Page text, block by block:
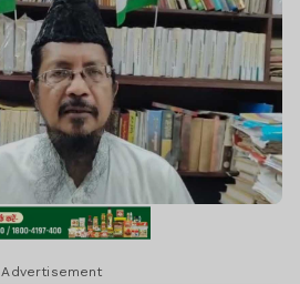
Advertisement